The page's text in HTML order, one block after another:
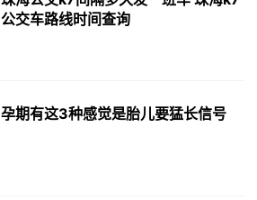
公交车路线时间查询
孕期有这3种感觉是胎儿要猛长信号